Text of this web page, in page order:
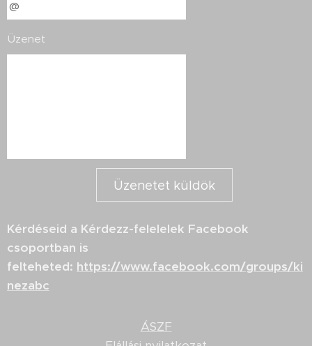
Üzenet
Üzenetet küldök
Kérdéseid a Kérdezz-felelelek Facebook
csoportban is
felteheted: https://www.facebook.com/groups/ki
nezabc
ÁSZF